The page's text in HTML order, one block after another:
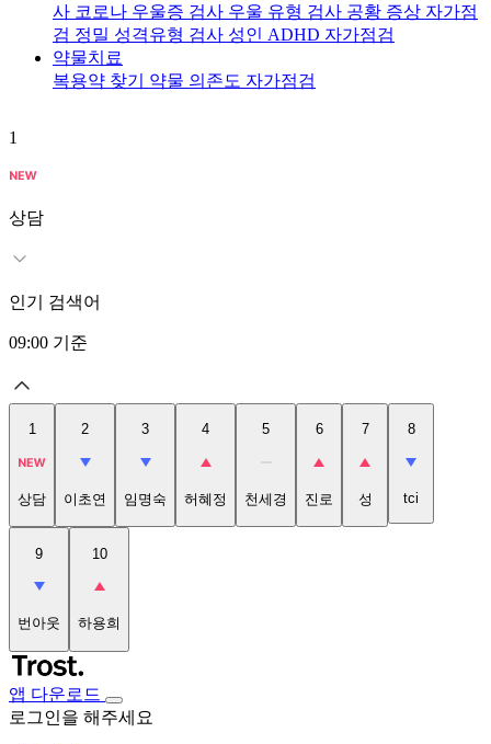
사 코로나 우울증 검사 우울 유형 검사 공황 증상 자가점
검 정밀 성격유형 검사 성인 ADHD 자가점검
약물치료
복용약 찾기 약물 의존도 자가점검
1
상담
인기 검색어
09:00 기준
1
상담
2
이초연
3
임명숙
4
허혜정
5
천세경
6
진로
7
성
8
tci
9
번아웃
10
하용희
앱 다운로드
로그인을 해주세요